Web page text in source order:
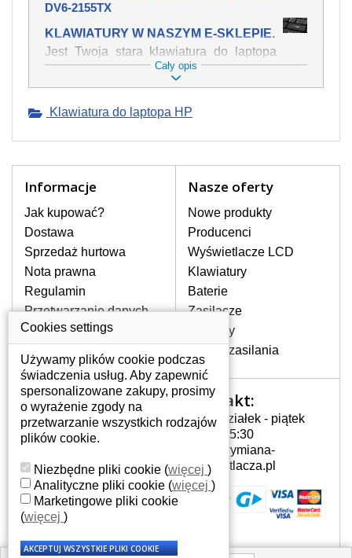
DV6-2155TX
KLAWIATURY W NASZYM E-SKLEPIE.
Jest Twoja stara klawiatura do laptopa
HP Pavilion dv6-2155tx mechanicznie
uszkodzona, polałeś ją płynem, który
swojej pozycji? Kup nową klawiaturę,
Oferujemy oryginalne klawiatury w
stronie internetowej ją znajdziesz za
pomocy wyszukiwarki. Wystarczy znać
model laptopa. Przy każdej klawiaturze
nie może brakować szczególowe zdjęcie
do aktualnego stanu naszego magazynu.
W JAKI SPOSÓB MOŻE SIĘ
PRZEJAWIAĆ USTERKA
Częstymi objawami są pomijanie liter
czy wyświetlanie innych liter oraz
dublowanie tych samych znaków. W
przypadku podlicia klawisze nie
powrócą do pierwotnej pozycji. Albo
też uszkodzenie mechaniczne, np.
JAK TO DZIAŁA?
Klawiatura składa się z kilku
warstw folii, z których przewodzą
przewodzące warstwy.
Cały opis
Klawiatura do laptopa HP
Informacje
Jak kupować?
Dostawa
Sprzedaż hurtowa
Nota prawna
Regulamin
Przetwarzanie danych
osobowych
Gdzie nas znajdziesz
Nasze oferty
Nowe produkty
Producenci
Wyświetlacze LCD
Klawiatury
Baterie
Zasilacze
Zawiasy
Złącza zasilania
Twoje konto
Twoje konto
Dane osobowe
Adresy
Historia zamówień
Kontakt:
Poniedziałek - piątek
7:00 - 15:30
info@wymiana-
wyswietlacza.pl
Cookies settings
Używamy plików cookie podczas
świadczenia usług. Aby zapewnić
spersonalizowane zakupy, prosimy
o wyrażenie zgody na
przetwarzanie wszystkich rodzajów
plików cookie.
Niezbędne pliki cookie (więcej )
Analityczne pliki cookie (więcej )
Marketingowe pliki cookie
(więcej )